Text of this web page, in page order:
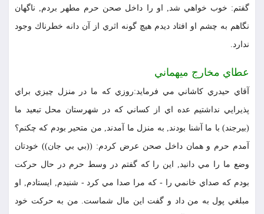
گفتم: خوب خواهي شد, او را داخل صحن حرم مطهر بردم, ناگهان
نگاهم به چشم او افتاد ديدم هيچ گونه اثري از آن دانه خطرناك وجود
ندارد.
عطاي مخارج ميهماني
آقاي حيدري كاشاني مي فرمايد:روزي كه ما در منزل چيزي براي
پذيرايي نداشتيم عده اي از كساني كه در شهرستان محل تبعيد ما
(بيرجند) با ما آشنا بودند, به منزل ما آمدند, من متحير بودم كه چكنم؟
آمدم حرم و همان داخل صحن عرض كردم: ((بي بي جان)) خودتان
وضع ما را مي دانيد, اين را كه گفتم در وسط حرم در حال حركت
بودم كه صداي خانمي را - كه مرا صدا مي كرد - شنيدم, ايستادم, او
مبلغي پول به من داد و گفت اين مال شماست. من به حركت خود